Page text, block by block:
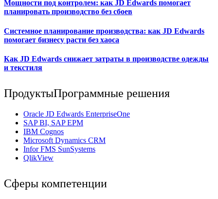
Мощности под контролем: как JD Edwards помогает
планировать производство без сбоев
Системное планирование производства: как JD Edwards
помогает бизнесу расти без хаоса
Как JD Edwards снижает затраты в производстве одежды
и текстиля
ПродуктыПрограммные решения
Oracle JD Edwards EnterpriseOne
SAP BI, SAP EPM
IBM Cognos
Мicrosoft Dynamics CRM
Infor FMS SunSystems
QlikView
Сферы компетенции